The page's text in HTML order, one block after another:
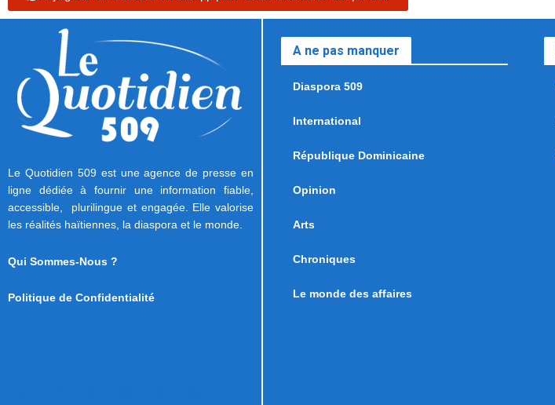
Le Quotidien 509 est une agence de presse en
ligne dédiée à fournir une information fiable,
accessible, plurilingue et engagée. Elle valorise
les réalités haïtiennes, la diaspora et le monde.
Qui Sommes-Nous ?
Politique de Confidentialité
A ne pas manquer
Diaspora 509
International
République Dominicaine
Opinion
Arts
Chroniques
Le monde des affaires